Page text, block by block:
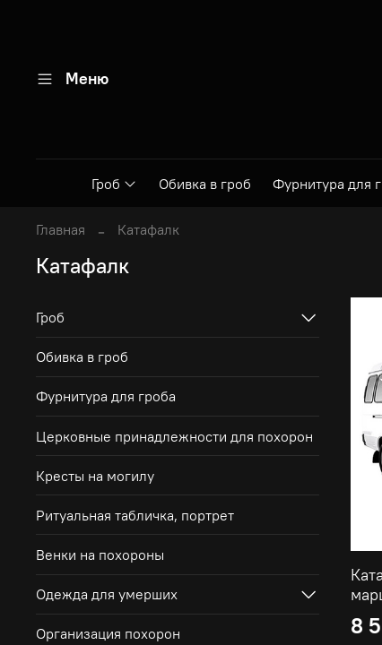
Меню
Гроб Обивка в гроб Фурнитура для
Главная Катафалк
Катафалк
8
Гроб
Обивка в гроб
Фурнитура для гроба
Церковные принадлежности для похорон
Кресты на могилу
Ритуальная табличка, портрет
Венки на похороны
Одежда для умерших
Организация похорон